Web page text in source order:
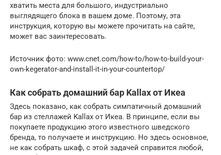
хватить места для большого, индустриально
выглядящего блока в вашем доме. Поэтому, эта
инструкция, которую вы можете прочитать на сайте,
может вас заинтересовать.
Источник фото: www.cnet.com/how-to/how-to-build-your-
own-kegerator-and-install-it-in-your-countertop/
Как собрать домашний бар Kallax от Икеа
Здесь показано, как собрать симпатичный домашний
бар из стеллажей Kallax от Икеа. В принципе, если вы
покупаете продукцию этого известного шведского
бренда, то получаете и инструкцию. Но здесь основное,
не как собрать шкаф, с этой задачей справится любой,